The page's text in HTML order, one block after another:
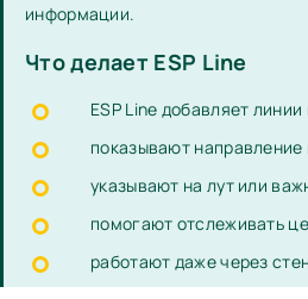
информации.
Что делает ESP Line
ESP Line добавляет
показывают направление
указывают на лут или
помогают отслеживать
работают даже через